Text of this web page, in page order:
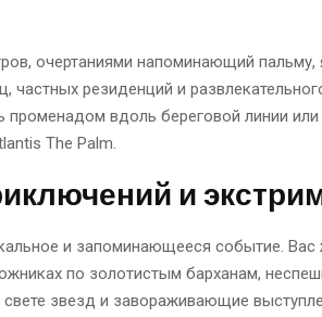
очертаниями напоминающий пальму,
резиденций и
променадом вдоль береговой линии или
The Palm.
и
и запоминающееся событие. Вас
по золотистым барханам,
звезд и завораживающие